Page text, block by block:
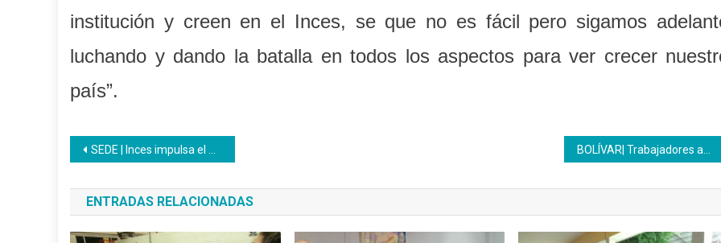
institución y creen en el Inces, se que no es fácil pero sigamos
luchando y dando la batalla en todos los aspectos para ver crecer
país”.
Navegación
de
entradas
SEDE | Inces impulsa el deporte en instituciones educativas
ENTRADAS RELACIONADAS